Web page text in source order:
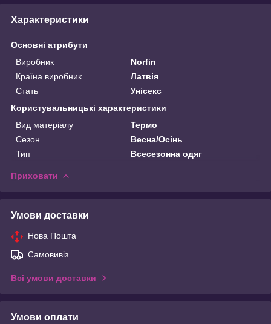
Характеристики
Основні атрибути
Виробник
Norfin
Країна виробник
Латвія
Стать
Унісекс
Користувальницькі характеристики
Вид матеріалу
Термо
Сезон
Весна/Осінь
Тип
Всесезонна одяг
Приховати
Умови доставки
Нова Пошта
Самовивіз
Всі умови доставки
Умови оплати